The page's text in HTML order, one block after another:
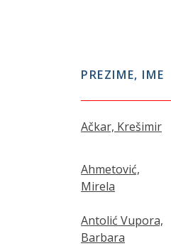
PREZIME, IME
Ačkar, Krešimir
Ahmetović,
Mirela
Antolić Vupora,
Barbara